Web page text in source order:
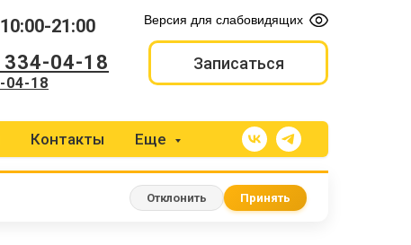
Версия для слабовидящих
Записаться
04-18
04-18
10:00-21:00
Контакты Еще
Отклонить Принять